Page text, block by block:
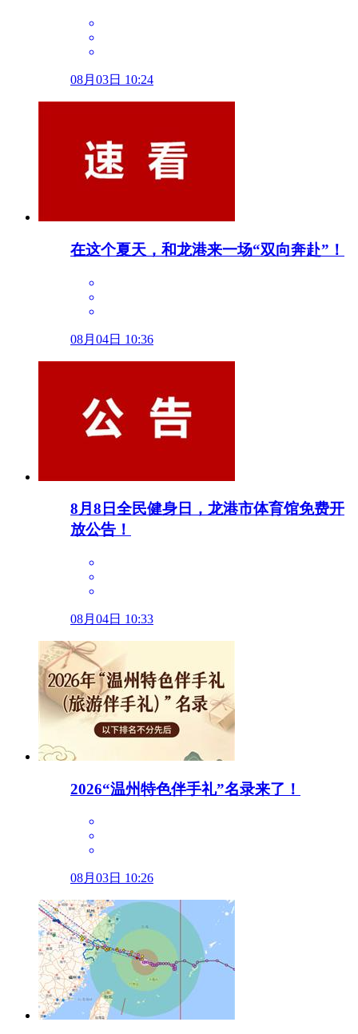
08月03日 10:24
在这个夏天，和龙港来一场“双向奔赴”！
08月04日 10:36
8月8日全民健身日，龙港市体育馆免费开
放公告！
08月04日 10:33
2026“温州特色伴手礼”名录来了！
08月03日 10:26